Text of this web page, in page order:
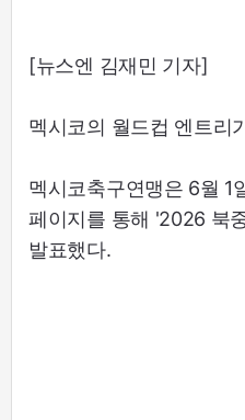
[뉴스엔 김재민 기자]
멕시코의 월드컵 엔트리
멕시코축구연맹은 6월 1
페이지를 통해 '2026 북
발표했다.